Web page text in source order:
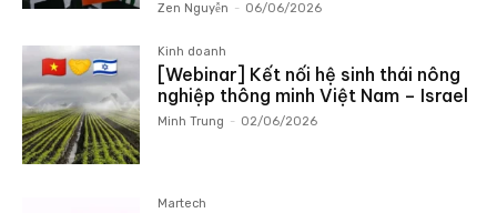
Zen Nguyễn - 06/06/2026
Kinh doanh
[Webinar] Kết nối hệ sinh thái nông
nghiệp thông minh Việt Nam – Israel
Minh Trung - 02/06/2026
Martech